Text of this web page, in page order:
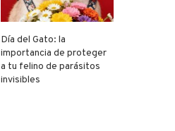
Día del Gato: la
importancia de proteger
a tu felino de parásitos
invisibles